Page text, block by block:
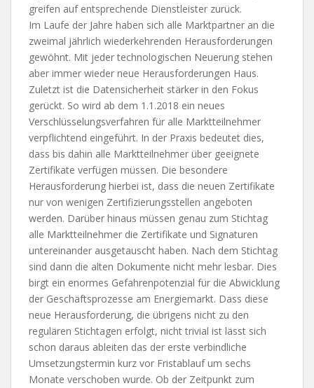
greifen auf entsprechende Dienstleister zurück.
Im Laufe der Jahre haben sich alle Marktpartner an die
zweimal jährlich wiederkehrenden Herausforderungen
gewöhnt. Mit jeder technologischen Neuerung stehen
aber immer wieder neue Herausforderungen Haus.
Zuletzt ist die Datensicherheit stärker in den Fokus
gerückt. So wird ab dem 1.1.2018 ein neues
Verschlüsselungsverfahren für alle Marktteilnehmer
verpflichtend eingeführt. In der Praxis bedeutet dies,
dass bis dahin alle Marktteilnehmer über geeignete
Zertifikate verfügen müssen. Die besondere
Herausforderung hierbei ist, dass die neuen Zertifikate
nur von wenigen Zertifizierungsstellen angeboten
werden. Darüber hinaus müssen genau zum Stichtag
alle Marktteilnehmer die Zertifikate und Signaturen
untereinander ausgetauscht haben. Nach dem Stichtag
sind dann die alten Dokumente nicht mehr lesbar. Dies
birgt ein enormes Gefahrenpotenzial für die Abwicklung
der Geschäftsprozesse am Energiemarkt. Dass diese
neue Herausforderung, die übrigens nicht zu den
regulären Stichtagen erfolgt, nicht trivial ist lässt sich
schon daraus ableiten das der erste verbindliche
Umsetzungstermin kurz vor Fristablauf um sechs
Monate verschoben wurde. Ob der Zeitpunkt zum